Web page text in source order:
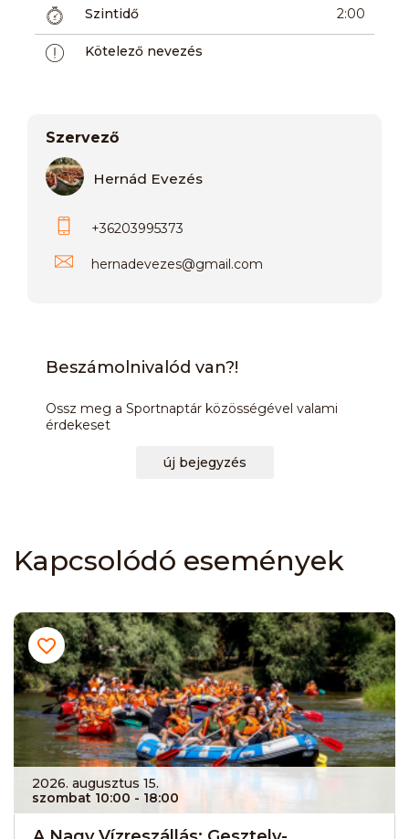
Szintidő 2:00
Kötelező nevezés
Szervező
Hernád Evezés
+36203995373
hernadevezes@gmail.com
Beszámolnivalód van?!
Ossz meg a Sportnaptár közösségével valami
érdekeset
új bejegyzés
Kapcsolódó események
2026. augusztus 15.
szombat 10:00 - 18:00